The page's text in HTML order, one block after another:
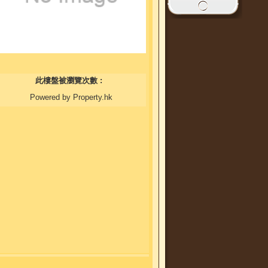
此樓盤被瀏覽次數 :
Powered by Property.hk